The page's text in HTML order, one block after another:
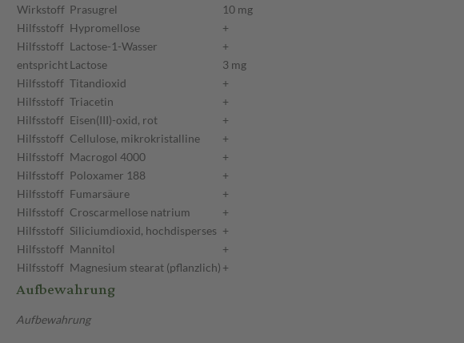
Wirkstoff Prasugrel
10 mg
Hilfsstoff Hypromellose
+
Hilfsstoff Lactose-1-Wasser
+
entsprichtLactose
3 mg
Hilfsstoff Titandioxid
+
Hilfsstoff Triacetin
+
Hilfsstoff Eisen(III)-oxid, rot
+
Hilfsstoff Cellulose, mikrokristalline
+
Hilfsstoff Macrogol 4000
+
Hilfsstoff Poloxamer 188
+
Hilfsstoff Fumarsäure
+
Hilfsstoff Croscarmellose natrium
+
Hilfsstoff Siliciumdioxid, hochdisperses +
Hilfsstoff Mannitol
+
Hilfsstoff Magnesium stearat (pflanzlich) +
Aufbewahrung
Aufbewahrung